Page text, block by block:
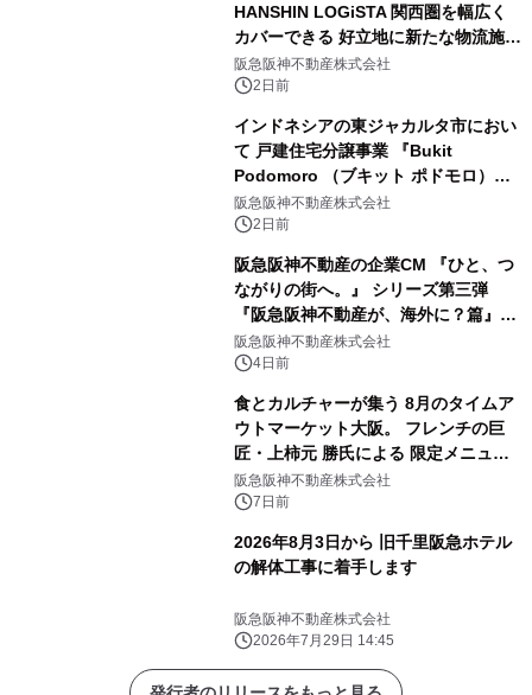
HANSHIN LOGiSTA 関西圏を幅広く
カバーできる 好立地に新たな物流施設
が誕生 「ロジスタ北伊丹」と「ロジス
タ京都伏見」が 竣工しました
阪急阪神不動産株式会社
2日前
インドネシアの東ジャカルタ市におい
て 戸建住宅分譲事業 『Bukit
Podomoro （ブキット ポドモロ）』
に参画します タウンハウスとショップ
ハウスを合わせた 総戸数432戸のプロ
阪急阪神不動産株式会社
2日前
阪急阪神不動産の企業CM 『ひと、つ
ながりの街へ。』 シリーズ第三弾
『阪急阪神不動産が、海外に？篇』を
8月4日（火）から放映開始 今田美桜
さんがインドネシア・ジャカルタの セ
阪急阪神不動産株式会社
4日前
食とカルチャーが集う 8月のタイムア
ウトマーケット大阪。 フレンチの巨
匠・上柿元 勝氏による 限定メニュー
が登場。 限定かき氷、アートイベント
や盆踊りイベントも開催。
阪急阪神不動産株式会社
7日前
2026年8月3日から 旧千里阪急ホテル
の解体工事に着手します
阪急阪神不動産株式会社
2026年7月29日 14:45